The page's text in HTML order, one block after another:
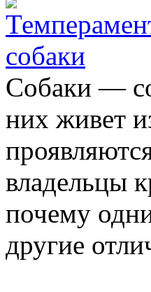
Собаки —
них живет
владельцы
почему
другие